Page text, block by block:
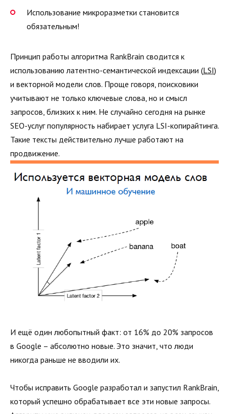
Использование микроразметки становится
обязательным!
Принцип работы алгоритма RankBrain сводится к
использованию латентно-семантической индексации (LSI)
и векторной модели слов. Проще говоря, поисковики
учитывают не только ключевые слова, но и смысл
запросов, близких к ним. Не случайно сегодня на рынке
SEO-услуг популярность набирает услуга LSI-копирайтинга.
Такие тексты действительно лучше работают на
продвижение.
И ещё один любопытный факт: от 16% до 20% запросов
в Google – абсолютно новые. Это значит, что люди
никогда раньше не вводили их.
Чтобы исправить Google разработал и запустил RankBrain,
который успешно обрабатывает все эти новые запросы.